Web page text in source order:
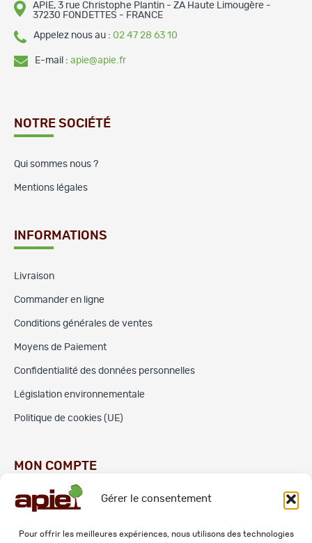
Gérer le consentement
Pour offrir les meilleures expériences, nous utilisons des technologies
APIE, 3 rue Christophe Plantin - ZA Haute Limougère -
37230 FONDETTES - FRANCE
Appelez nous au : 02 47 28 63 10
E-mail : apie@apie.fr
NOTRE SOCIÉTÉ
Qui sommes nous ?
Mentions légales
INFORMATIONS
Livraison
Commander en ligne
Conditions générales de ventes
Moyens de Paiement
Confidentialité des données personnelles
Législation environnementale
Politique de cookies (UE)
MON COMPTE
Commandes
Adresses